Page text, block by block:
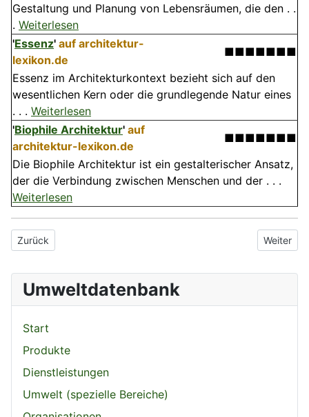
Gestaltung und Planung von Lebensräumen, die den . .
. Weiterlesen
'Essenz' auf architektur-
lexikon.de
■■■■■■■
Essenz im Architekturkontext bezieht sich auf den
wesentlichen Kern oder die grundlegende Natur eines
. . . Weiterlesen
'Biophile Architektur' auf
architektur-lexikon.de
■■■■■■■
Die Biophile Architektur ist ein gestalterischer Ansatz,
der die Verbindung zwischen Menschen und der . . .
Weiterlesen
Vorheriger Beitrag: Feldfrucht
Zurück Nächster
Weiter
Umweltdatenbank
Start
Produkte
Dienstleistungen
Umwelt (spezielle Bereiche)